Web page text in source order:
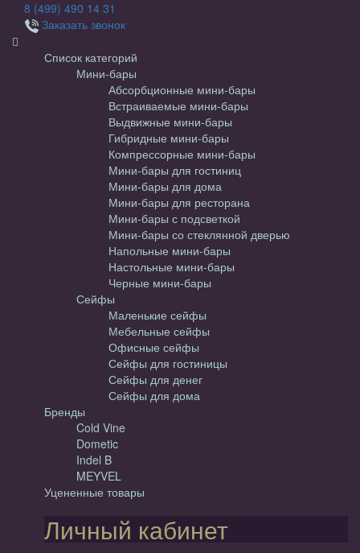
8 (499) 490 14 31
Заказать звонок
Список категорий
Мини-бары
Абсорбционные мини-бары
Встраиваемые мини-бары
Выдвижные мини-бары
Гибридные мини-бары
Компрессорные мини-бары
Мини-бары для гостиниц
Мини-бары для дома
Мини-бары для ресторана
Мини-бары с подсветкой
Мини-бары со стеклянной дверью
Напольные мини-бары
Настольные мини-бары
Черные мини-бары
Сейфы
Маленькие сейфы
Мебельные сейфы
Офисные сейфы
Сейфы для гостиницы
Сейфы для денег
Сейфы для дома
Бренды
Cold Vine
Dometic
Indel B
MEYVEL
Уцененные товары
Личный кабинет